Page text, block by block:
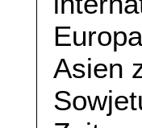
Asien